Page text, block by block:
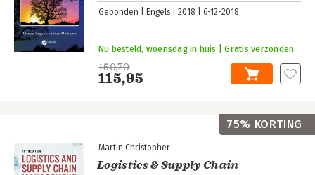
Gebonden Engels 2018 6-12-2018
150,70
115,95
Nu besteld, woensdag in huis | Gratis verzonden
Martin Christopher
Logistics & Supply Chain
75% KORTING